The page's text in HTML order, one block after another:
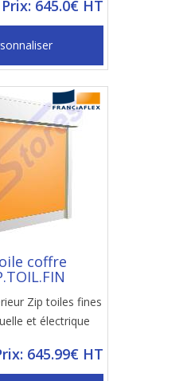
Prix: 645.0€ HT
coffre
Zip toiles fines
et électrique
645.99€ HT